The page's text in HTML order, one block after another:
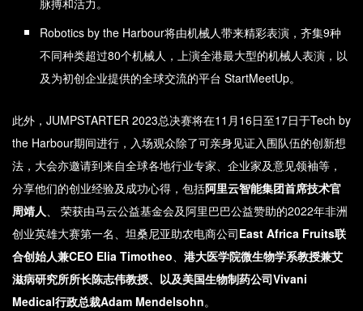
脉搏和活力。
Robotics by the Harbour将由机械人带来精彩表演，齐集9种
不同种类超过80个机械人，上演全港最大型的机械人表演，以
及为初创企业提供的全球交流的平台 StartMeetUp。
此外，JUMPSTARTER 2023总决赛将在11月16日至17日于Tech by
the Harbour期间进行，入场观众除了可亲身见证入围队伍的创新想
法，大会亦邀请到来自全球各地行业专家、企业家及意见领袖等，
分享他们的创业经验及成功心得，包括阿里云智能集团首席技术官
周靖人、 荣获由马云公益基金会及阿里巴巴公益赞助的2022年非洲
创业英雄大赛第一名、坦桑尼亚助农电商公司East Africa Fruits联
合创始人兼CEO Elia Timotheo、 港大医学院微生物学系教授兼艾
滋病研究所所长陈志伟教授、以及美国生物制药公司Vivani
Medical行政总裁Adam Mendelsohn。